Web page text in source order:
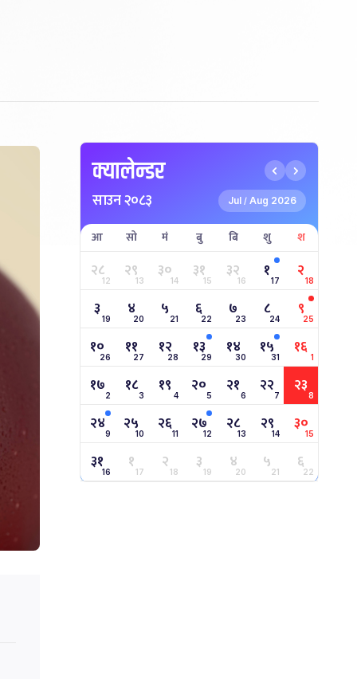
क्यालेन्डर
साउन २०८३ Jul / Aug 2026
आ सो मं बु बि शु श
२८12 २९13 ३०14 ३१15 ३२16 १17 २18
३ 19 ४20 ५ 21 ६22 ७23 ८24 ९25
१०26 ११27 १२28 १३29 १४30 १५31 १६ 1
१७2 १८3 १९ 4 २०5 २१6 २२7 २३8
२४9 २५10 २६11 २७12 २८13 २९14 ३०15
३१16 १17 २18 ३19 ४20 ५21 ६22